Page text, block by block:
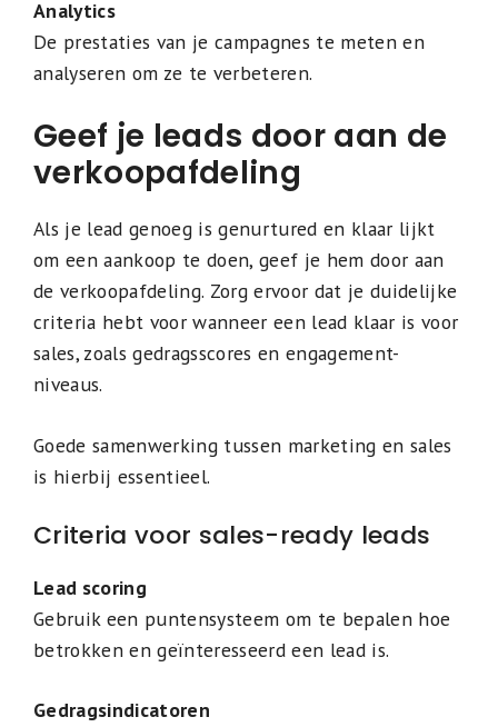
Analytics
De prestaties van je campagnes te meten en
analyseren om ze te verbeteren.
Geef je leads door aan de
verkoopafdeling
Als je lead genoeg is genurtured en klaar lijkt
om een aankoop te doen, geef je hem door aan
de verkoopafdeling. Zorg ervoor dat je duidelijke
criteria hebt voor wanneer een lead klaar is voor
sales, zoals gedragsscores en engagement-
niveaus.
Goede samenwerking tussen marketing en sales
is hierbij essentieel.
Criteria voor sales-ready leads
Lead scoring
Gebruik een puntensysteem om te bepalen hoe
betrokken en geïnteresseerd een lead is.
Gedragsindicatoren